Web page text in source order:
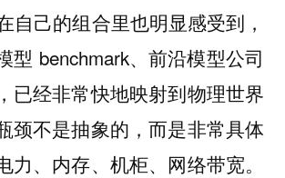
自己的组合里也明显感受到，
型 benchmark、前沿模型公司
已经非常快地映射到物理世界
颈不是抽象的，而是非常具体
力、内存、机柜、网络带宽。